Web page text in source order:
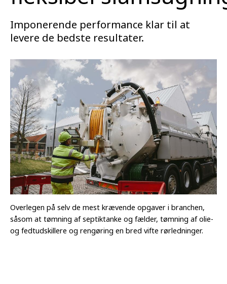
Imponerende performance klar til at
levere de bedste resultater.
Overlegen på selv de mest krævende opgaver i branchen,
såsom at tømning af septiktanke og fælder, tømning af olie-
og fedtudskillere og rengøring en bred vifte rørledninger.